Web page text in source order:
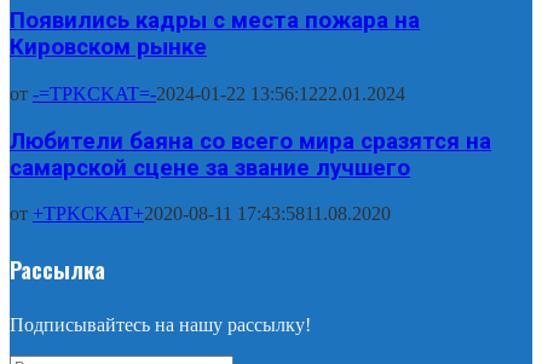
Появились кадры с места пожара на
Кировском рынке
от -=TPKCKAT=-2024-01-22 13:56:1222.01.2024
Любители баяна со всего мира сразятся на
самарской сцене за звание лучшего
от +TPKCKAT+2020-08-11 17:43:5811.08.2020
Рассылка
Подписывайтесь на нашу рассылку!